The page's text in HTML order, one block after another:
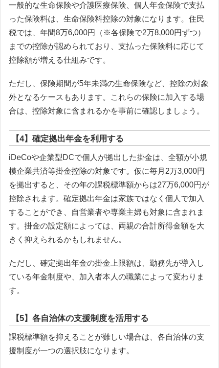
一般的な生命保険や介護医療保険、個人年金保険で支払
った保険料は、生命保険料控除の対象になります。住民
税では、年間8万6,000円（※各保険で2万8,000円ずつ）
までの控除が認められており、支払った保険料に応じて
控除額が増える仕組みです。
ただし、保険期間が5年未満の生命保険など、控除の対象
外となるケースもあります。これらの保険に加入する場
合は、控除対象に含まれるかを事前に確認しましょう。
【4】確定拠出年金を利用する
iDeCoや企業型DCで個人が拠出した掛金は、全額が小規
模企業共済等掛金控除の対象です。仮に毎月2万3,000円
を拠出すると、その年の課税標準額からは27万6,000円が
控除されます。確定拠出年金は家族ではなく個人で加入
することができ、自営業者や専業主婦も対象に含まれま
す。掛金の設定額によっては、両親の合計所得金額を大
きく抑えられるかもしれません。
ただし、確定拠出年金の掛金上限額は、勤務先が導入し
ている年金制度や、加入者本人の職業によって変わりま
す。
【5】各自治体の支援制度を活用する
課税標準額を抑えることが難しい場合は、各自治体の支
援制度が一つの選択肢になります。